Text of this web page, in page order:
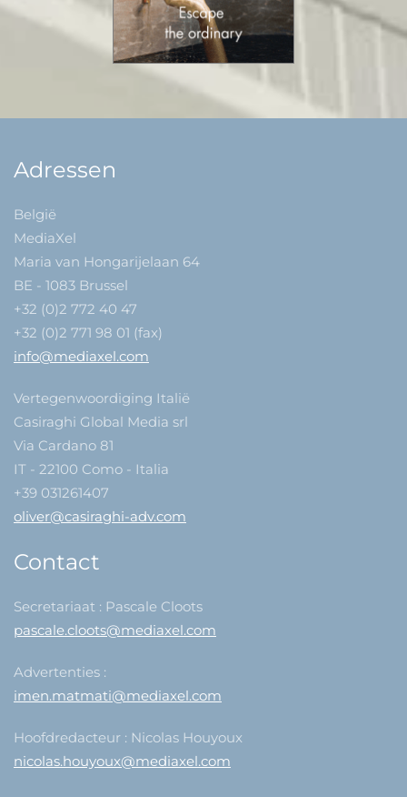
Adressen
België
MediaXel
Maria van Hongarijelaan 64
BE - 1083 Brussel
+32 (0)2 772 40 47
+32 (0)2 771 98 01 (fax)
info@mediaxel.com
Vertegenwoordiging Italië
Casiraghi Global Media srl
Via Cardano 81
IT - 22100 Como - Italia
+39 031261407
oliver@casiraghi-adv.com
Contact
Secretariaat : Pascale Cloots
pascale.cloots@mediaxel.com
Advertenties :
imen.matmati@mediaxel.com
Hoofdredacteur : Nicolas Houyoux
nicolas.houyoux@mediaxel.com